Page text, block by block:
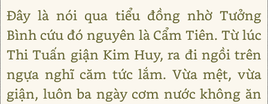
Đây là nói qua tiểu đồng nhờ Tưởng
Bình cứu đó nguyên là Cẩm Tiên. Từ lúc
Thi Tuấn giận Kim Huy, ra đi ngồi trên
ngựa nghĩ căm tức lắm. Vừa mệt, vừa
giận, luôn ba ngày cơm nước không ăn